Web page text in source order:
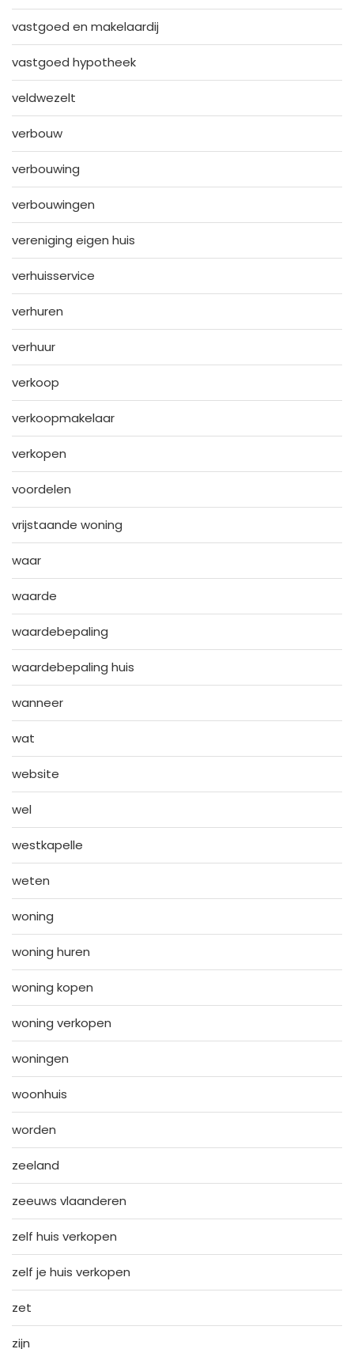
vastgoed en makelaardij
vastgoed hypotheek
veldwezelt
verbouw
verbouwing
verbouwingen
vereniging eigen huis
verhuisservice
verhuren
verhuur
verkoop
verkoopmakelaar
verkopen
voordelen
vrijstaande woning
waar
waarde
waardebepaling
waardebepaling huis
wanneer
wat
website
wel
westkapelle
weten
woning
woning huren
woning kopen
woning verkopen
woningen
woonhuis
worden
zeeland
zeeuws vlaanderen
zelf huis verkopen
zelf je huis verkopen
zet
zijn